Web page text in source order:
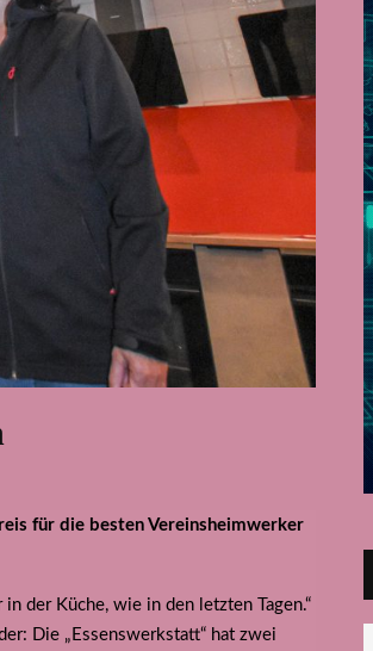
für die besten Vereinsheimwerker
der Küche, wie in den letzten Tagen.“
Die „Essenswerkstatt“ hat zwei